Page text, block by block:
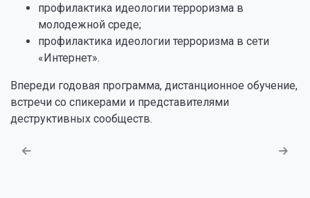
профилактика идеологии терроризма в
молодежной среде;
профилактика идеологии терроризма в сети
«Интернет».
Впереди годовая программа, дистанционное обучение,
встречи со спикерами и представителями
деструктивных сообществ.